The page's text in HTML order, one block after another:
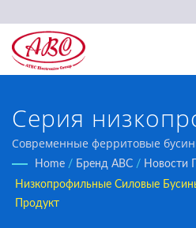
Серия
бусин питания
Новый продукт
Современные ферритовые
технологией и
надежного управления
промышленных и
Home / Бренд ABC / Новости
Низкопрофильные Силовые
Продукт